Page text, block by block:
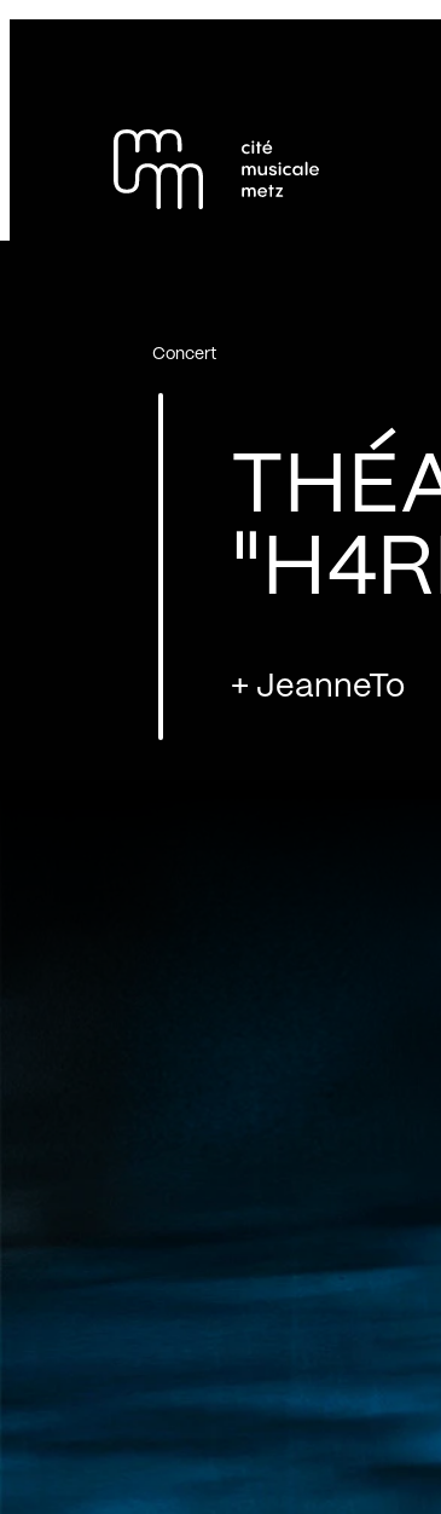
Pied de page
+ JeanneTo
Concert